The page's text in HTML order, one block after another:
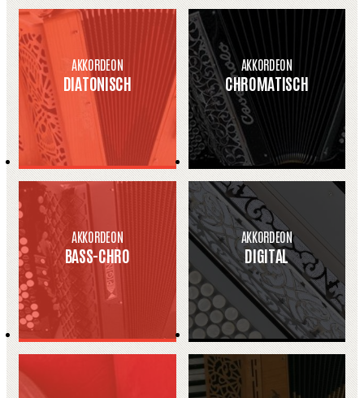
AKKORDEON
DIATONISCH
AKKORDEON
CHROMATISCH
AKKORDEON
BASS-CHRO
AKKORDEON
DIGITAL